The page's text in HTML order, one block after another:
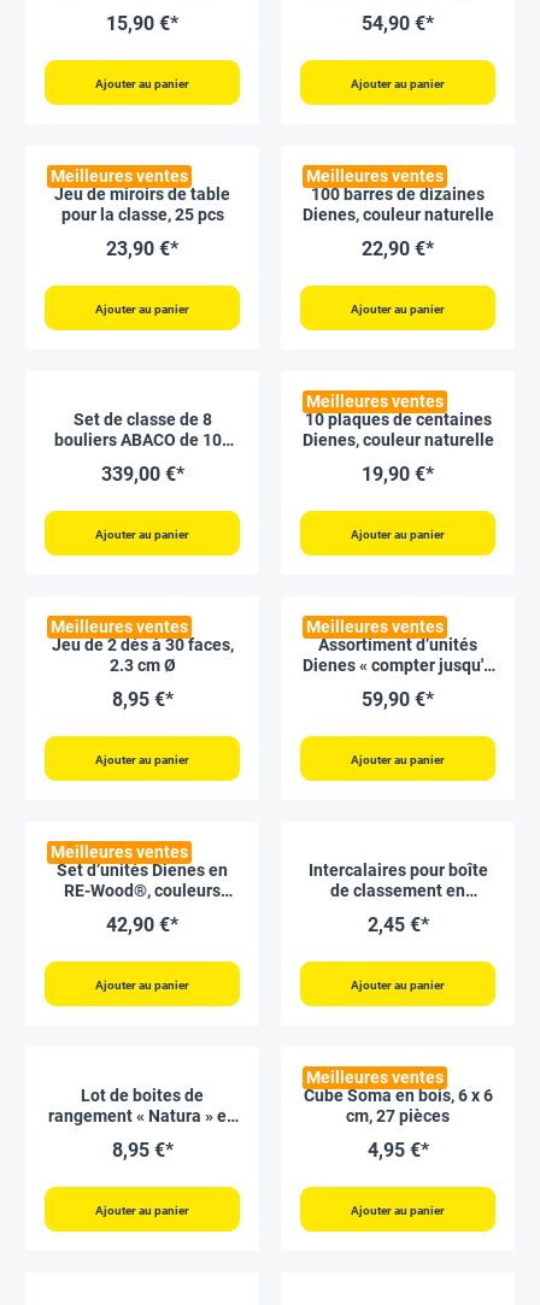
15,90 €*
Ajouter au panier
54,90 €*
Ajouter au panier
Meilleures ventes
Jeu de miroirs de table
pour la classe, 25 pcs
23,90 €*
Ajouter au panier
Meilleures ventes
100 barres de dizaines
Dienes, couleur naturelle
22,90 €*
Ajouter au panier
Set de classe de 8
bouliers ABACO de 100
bleues-grises
339,00 €*
Ajouter au panier
Meilleures ventes
10 plaques de centaines
Dienes, couleur naturelle
19,90 €*
Ajouter au panier
Meilleures ventes
Jeu de 2 dés à 30 faces,
2.3 cm Ø
8,95 €*
Ajouter au panier
Meilleures ventes
Assortiment d’unités
Dienes « compter jusqu'à
naturelle, 432 pcs
59,90 €*
Ajouter au panier
Meilleures ventes
Set d’unités Dienes en
RE-Wood®, couleurs
"Montessori Premium"
42,90 €*
Ajouter au panier
Intercalaires pour boîte
de classement en
2,45 €*
Ajouter au panier
Lot de boites de
rangement « Natura » en
même, 5 pièces
8,95 €*
Ajouter au panier
Meilleures ventes
Cube Soma en bois, 6 x 6
cm, 27 pièces
4,95 €*
Ajouter au panier